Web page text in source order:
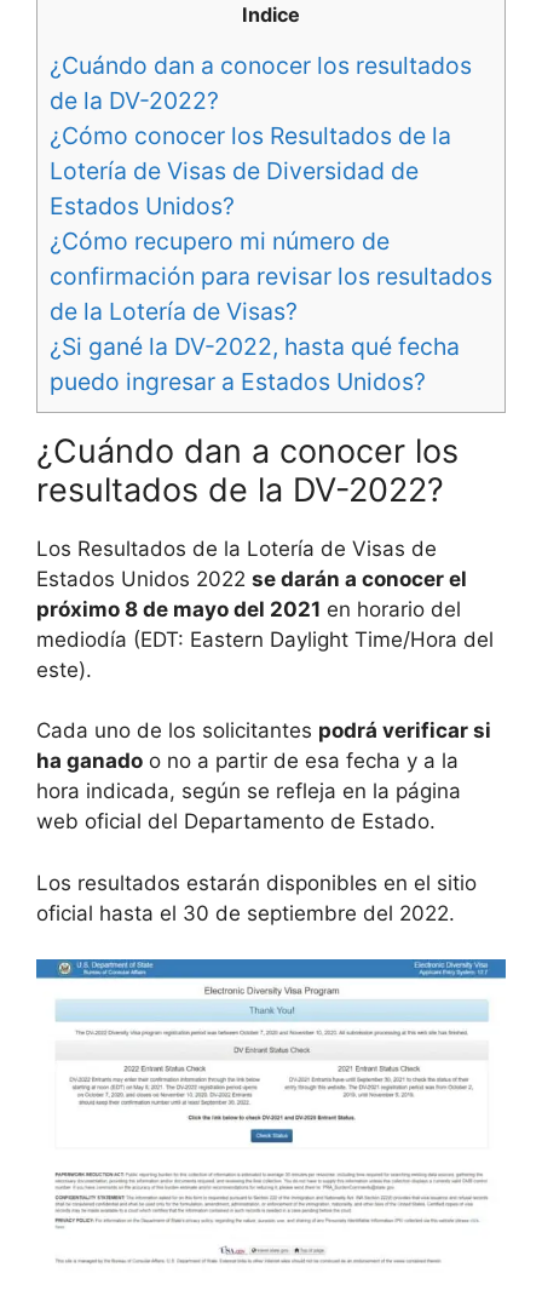
Indice
¿Cuándo dan a conocer los resultados
de la DV-2022?
¿Cómo conocer los Resultados de la
Lotería de Visas de Diversidad de
Estados Unidos?
¿Cómo recupero mi número de
confirmación para revisar los resultados
de la Lotería de Visas?
¿Si gané la DV-2022, hasta qué fecha
puedo ingresar a Estados Unidos?
¿Cuándo dan a conocer los
resultados de la DV-2022?
Los Resultados de la Lotería de Visas de
Estados Unidos 2022 se darán a conocer el
próximo 8 de mayo del 2021 en horario del
mediodía (EDT: Eastern Daylight Time/Hora del
este).
Cada uno de los solicitantes podrá verificar si
ha ganado o no a partir de esa fecha y a la
hora indicada, según se refleja en la página
web oficial del Departamento de Estado.
Los resultados estarán disponibles en el sitio
oficial hasta el 30 de septiembre del 2022.